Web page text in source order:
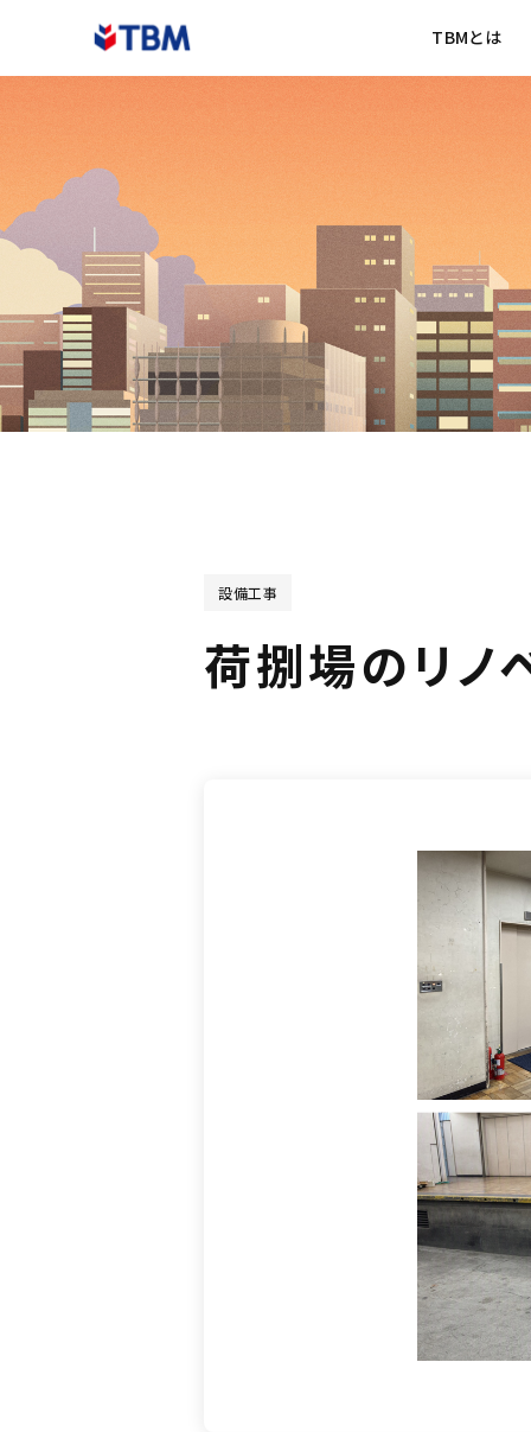
TBMとは
設備工事
荷捌場のリノ